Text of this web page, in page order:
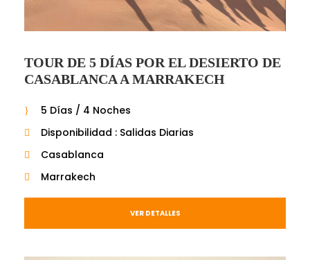
TOUR DE 5 DÍAS POR EL DESIERTO DE
CASABLANCA A MARRAKECH
5 Días / 4 Noches
Disponibilidad : Salidas Diarias
Casablanca
Marrakech
VER DETALLES